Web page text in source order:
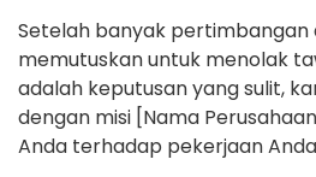
Setelah banyak pertimbangan
memutuskan untuk menolak
adalah keputusan yang sulit,
dengan misi [Nama
Anda terhadap pekerjaan